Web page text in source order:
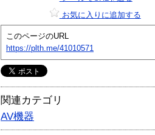
お気に入りに追加する
このページのURL
https://plth.me/41010571
関連カテゴリ
AV機器